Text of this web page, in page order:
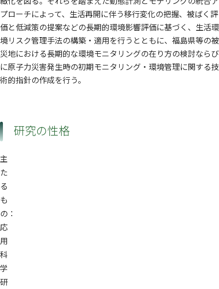
プローチによって、生活再開に伴う移行変化の把握、被ばく評
価と低減策の提案などの長期的環境影響評価に基づく、生活環
境リスク管理手法の構築・適用を行うとともに、福島県等の被
災地における長期的な環境モニタリングの在り方の検討ならび
に原子力災害発生時の初期モニタリング・環境管理に関する技
術的指針の作成を行う。
研究の性格
主
た
る
も
の：
応
用
科
学
研